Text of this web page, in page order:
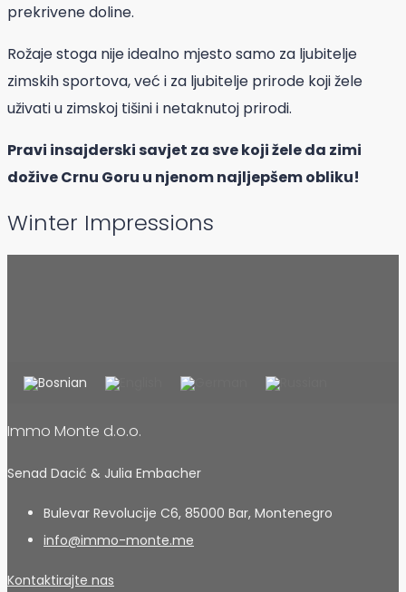
prekrivene doline.
Rožaje stoga nije idealno mjesto samo za ljubitelje
zimskih sportova, već i za ljubitelje prirode koji žele
uživati ​​u zimskoj tišini i netaknutoj prirodi.
Pravi insajderski savjet za sve koji žele da zimi
dožive Crnu Goru u njenom najljepšem obliku!
Winter Impressions
Immo Monte d.o.o.
Senad Dacić & Julia Embacher
Bulevar Revolucije C6, 85000 Bar, Montenegro
info@immo-monte.me
Kontaktirajte nas